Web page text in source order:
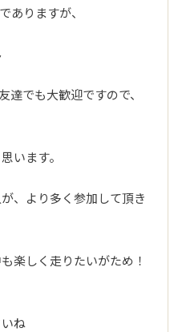
ありますが、
でも大歓迎ですので、
います。
、より多く参加して頂き
楽しく走りたいがため！
ね